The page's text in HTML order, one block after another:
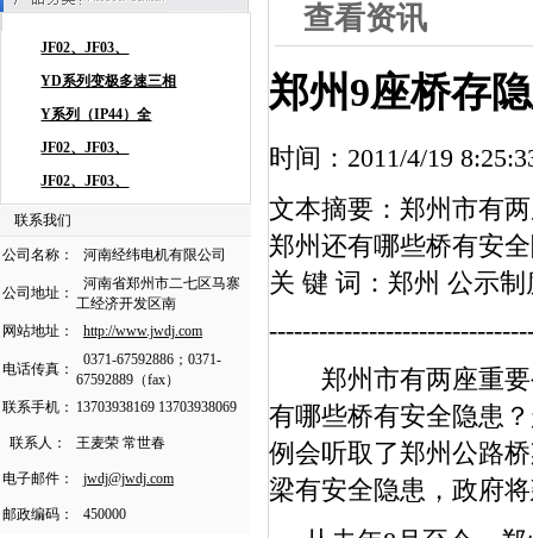
联系我们
公司名称： 河南经纬电机有限公司
公司地址：
河南省郑州市二七区马寨
工经济开发区南
网站地址：
http://www.jwdj.com
电话传真：
0371-67592886；0371-
67592889（fax）
联系手机： 13703938169 13703938069
联系人： 王麦荣 常世春
电子邮件： jwdj@jwdj.com
邮政编码： 450000
查看资讯
郑州9座桥存
时间：2011/4/19
文本摘要：郑州市有
郑州还有哪些桥有安
关 键 词：郑州 公示制
郑州市有两座重要
有哪些桥有安全隐患
例会听取了郑州公路
梁有安全隐患，政府